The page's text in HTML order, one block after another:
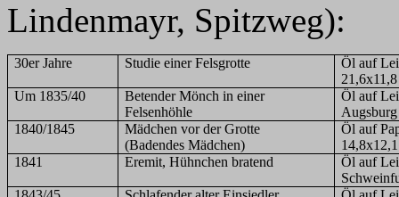
Lindenmayr, Spitzweg):
30er Jahre Studie einer Felsgrotte
Öl auf
Um 1835/40
Betender Mönch in einer
Felsenhöhle
Öl auf
1840/1845
Mädchen vor der Grotte
(Badendes Mädchen)
Öl auf
1841
Eremit, Hühnchen bratend
Öl auf